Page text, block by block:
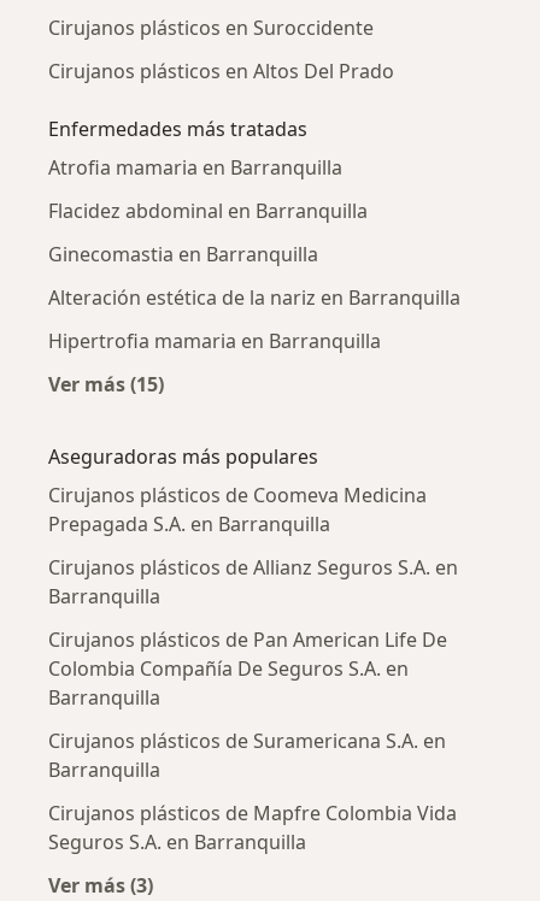
Cirujanos plásticos en Suroccidente
Cirujanos plásticos en Altos Del Prado
Enfermedades más tratadas
Atrofia mamaria en Barranquilla
Flacidez abdominal en Barranquilla
Ginecomastia en Barranquilla
Alteración estética de la nariz en Barranquilla
Hipertrofia mamaria en Barranquilla
Ver más (15)
Aseguradoras más populares
Cirujanos plásticos de Coomeva Medicina
Prepagada S.A. en Barranquilla
Cirujanos plásticos de Allianz Seguros S.A. en
Barranquilla
Cirujanos plásticos de Pan American Life De
Colombia Compañía De Seguros S.A. en
Barranquilla
Cirujanos plásticos de Suramericana S.A. en
Barranquilla
Cirujanos plásticos de Mapfre Colombia Vida
Seguros S.A. en Barranquilla
Ver más (3)